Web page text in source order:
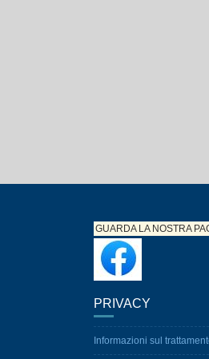
GUARDA LA NOSTRA
PRIVACY
Informazioni sul